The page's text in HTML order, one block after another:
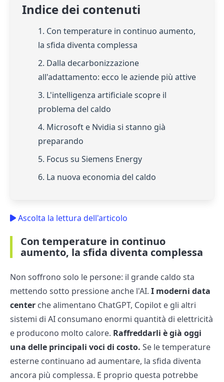
Indice dei contenuti
1. Con temperature in continuo aumento,
la sfida diventa complessa
2. Dalla decarbonizzazione
all'adattamento: ecco le aziende più attive
3. L'intelligenza artificiale scopre il
problema del caldo
4. Microsoft e Nvidia si stanno già
preparando
5. Focus su Siemens Energy
6. La nuova economia del caldo
Ascolta la lettura dell'articolo
Con temperature in continuo
aumento, la sfida diventa complessa
Non soffrono solo le persone: il grande caldo sta
mettendo sotto pressione anche l'AI. I moderni data
center che alimentano ChatGPT, Copilot e gli altri
sistemi di AI consumano enormi quantità di elettricità
e producono molto calore. Raffreddarli è già oggi
una delle principali voci di costo. Se le temperature
esterne continuano ad aumentare, la sfida diventa
ancora più complessa. E proprio questa potrebbe